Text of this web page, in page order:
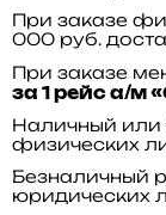
При заказе
000 руб.
При заказе
за 1 рейс а/м
Наличный или
физических
Безналичный
юридических